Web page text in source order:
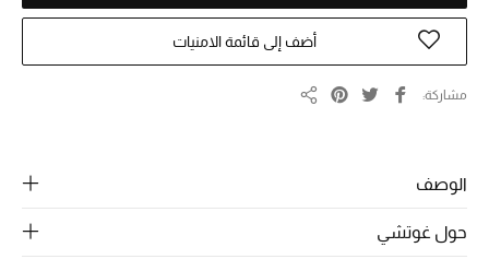
الحقائب النسائية
أحذية النسائية
الجمال
الأطفال
أضف إلى قائمة الامنيات
مشاركة
الوصف
حول غوتشي